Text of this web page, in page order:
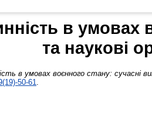
в умовах
та наукові
в умовах воєнного стану: сучасні
50-61.